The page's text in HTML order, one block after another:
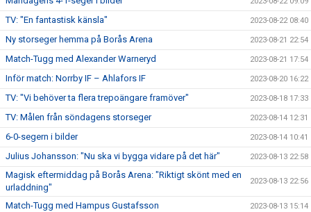
TV: "En fantastisk känsla" 2023-08-22 08:40
Ny storseger hemma på Borås Arena 2023-08-21 22:54
Match-Tugg med Alexander Warneryd 2023-08-21 17:54
Inför match: Norrby IF – Ahlafors IF 2023-08-20 16:22
TV: "Vi behöver ta flera trepoängare framöver" 2023-08-18 17:33
TV: Målen från söndagens storseger 2023-08-14 12:31
6-0-segern i bilder 2023-08-14 10:41
Julius Johansson: "Nu ska vi bygga vidare på det här" 2023-08-13 22:58
Magisk eftermiddag på Borås Arena: "Riktigt skönt med en
urladdning"
2023-08-13 22:56
Match-Tugg med Hampus Gustafsson 2023-08-13 15:14